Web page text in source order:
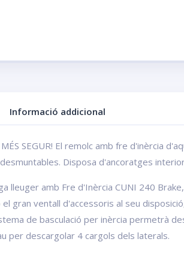
Informació addicional
MÉS SEGUR! El remolc amb fre d'inèrcia
Disposa d'ancoratges
lleuger amb Fre d'Inèrcia CUNI 240
el gran ventall d'accessoris al seu
de basculació per inèrcia permetrà
per descargolar 4 cargols dels laterals.